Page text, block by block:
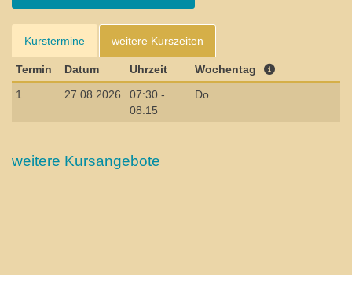
Kurstermine weitere Kurszeiten
Termin Datum Uhrzeit
Wochentag
1
27.08.2026
07:30 -
08:15
Do.
weitere Kursangebote